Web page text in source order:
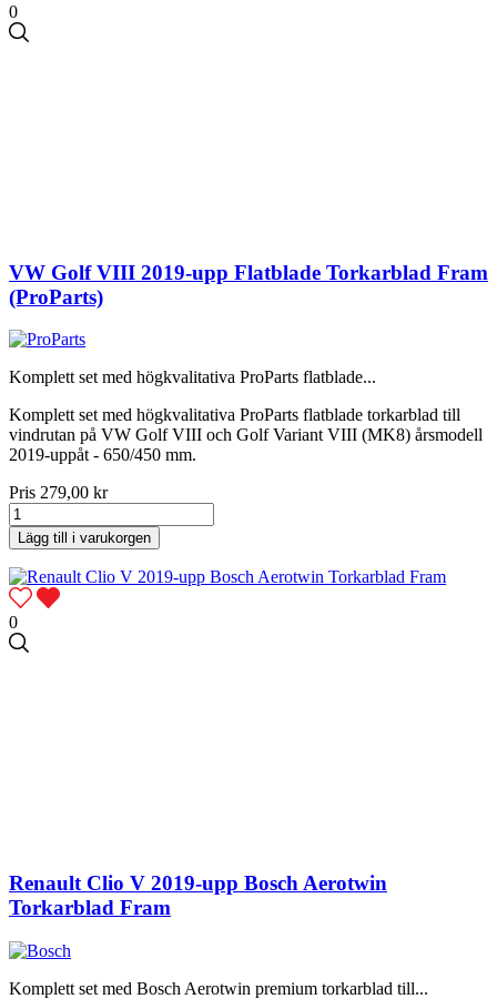
0
VW Golf VIII 2019-upp Flatblade Torkarblad Fram
(ProParts)
Komplett set med högkvalitativa ProParts flatblade...
Komplett set med högkvalitativa ProParts flatblade torkarblad till
vindrutan på VW Golf VIII och Golf Variant VIII (MK8) årsmodell
2019-uppåt - 650/450 mm.
Pris 279,00 kr
Lägg till i varukorgen
0
Renault Clio V 2019-upp Bosch Aerotwin
Torkarblad Fram
Komplett set med Bosch Aerotwin premium torkarblad till...